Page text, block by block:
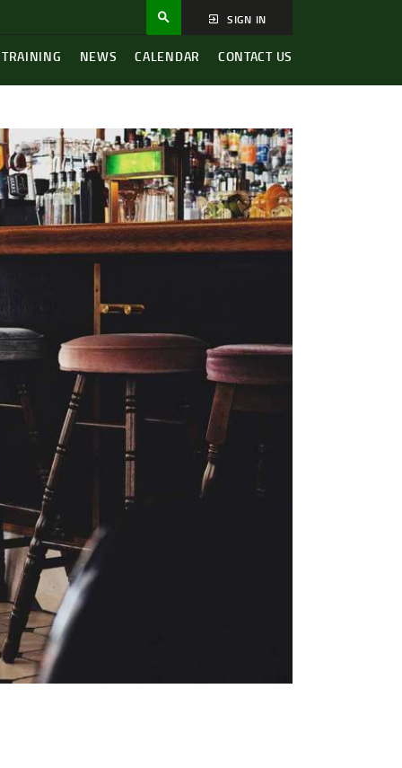
SIGN IN
NEWS CALENDAR CONTACT US